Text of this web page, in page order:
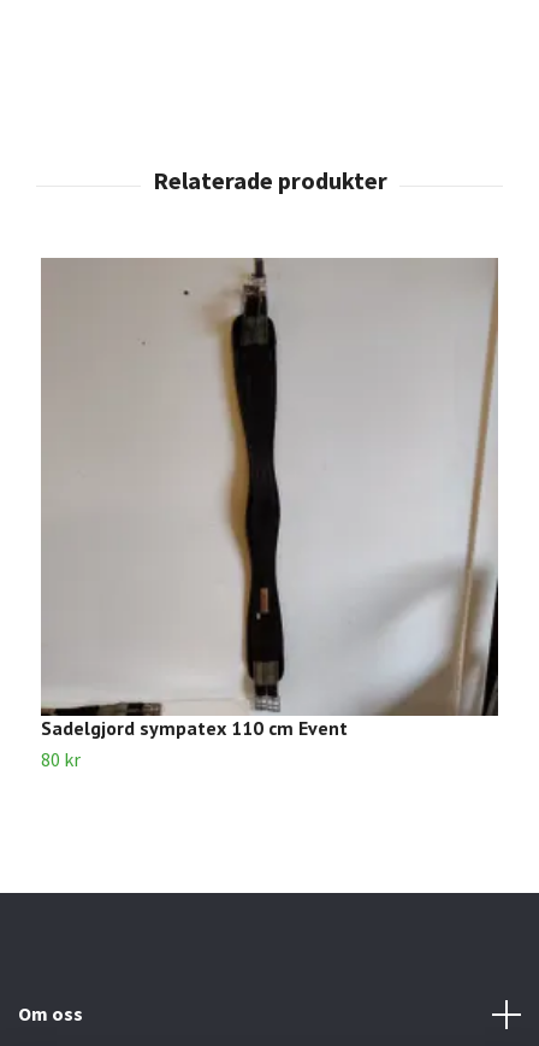
Sadelgjord sympatex 110 cm Event
80 kr
Om oss